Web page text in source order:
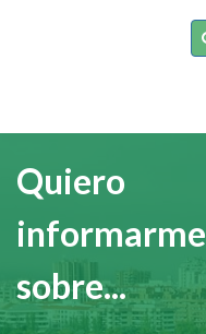
Quiero
informarme
sobre...